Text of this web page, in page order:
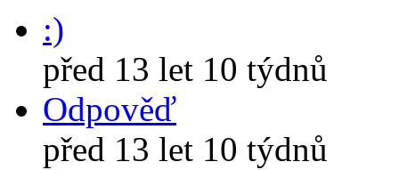
:)
před 13 let 10 týdnů
Odpověď
před 13 let 10 týdnů